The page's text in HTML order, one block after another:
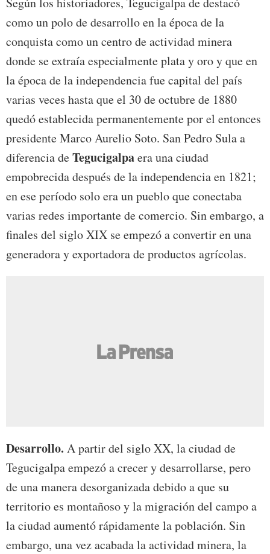
como un polo de desarrollo en la época de la
conquista como un centro de actividad minera
donde se extraía especialmente plata y oro y que en
la época de la independencia fue capital del país
varias veces hasta que el 30 de octubre de 1880
quedó establecida permanentemente por el entonces
presidente Marco Aurelio Soto. San Pedro Sula a
diferencia deTegucigalpaera una ciudad
empobrecida después de la independencia en 1821;
en ese período solo era un pueblo que conectaba
varias redes importante de comercio. Sin embargo, a
finales del siglo XIX se empezó a convertir en una
generadora y exportadora de productos agrícolas.
Desarrollo. A partir del siglo XX, la ciudad de
Tegucigalpa empezó a crecer y desarrollarse, pero
de una manera desorganizada debido a que su
territorio es montañoso y la migración del campo a
la ciudad aumentó rápidamente la población. Sin
embargo, una vez acabada la actividad minera, la